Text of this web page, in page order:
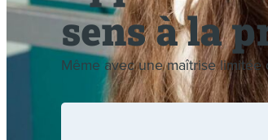
sens à la
Même avec une maîtrise limitée